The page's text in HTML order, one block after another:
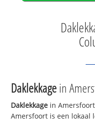
Daklekkagein
Daklekkage in
Amersfoort is een